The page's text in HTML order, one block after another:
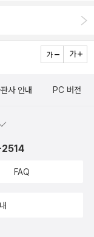
사 안내 PC 버전
FAQ